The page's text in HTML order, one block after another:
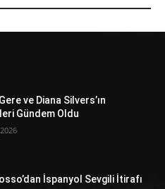
ve Diana Silvers’ın
Gündem Oldu
İspanyol Sevgili İtirafı